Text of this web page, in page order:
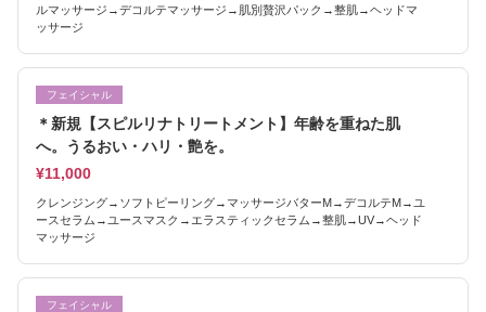
ルマッサージ→デコルテマッサージ→肌別贅沢パック→整肌→ヘッドマ
ッサージ
フェイシャル
＊新規【スピルリナトリートメント】年齢を重ねた肌
へ。うるおい・ハリ・艶を。
¥11,000
クレンジング→ソフトピーリング→マッサージバターM→デコルテM→ユ
ースセラム→ユースマスク→エラスティックセラム→整肌→UV→ヘッド
マッサージ
フェイシャル